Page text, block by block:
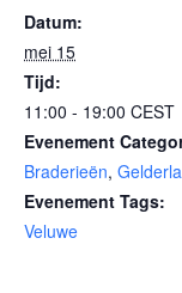
Datum:
mei 15
Tijd:
11:00 - 19:00 CEST
Evenement
Braderieën,
Evenement Tags:
Veluwe